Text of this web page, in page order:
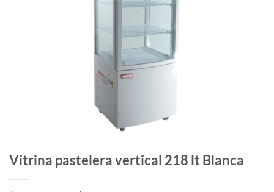
Vitrina pastelera vertical 218 lt Blanca